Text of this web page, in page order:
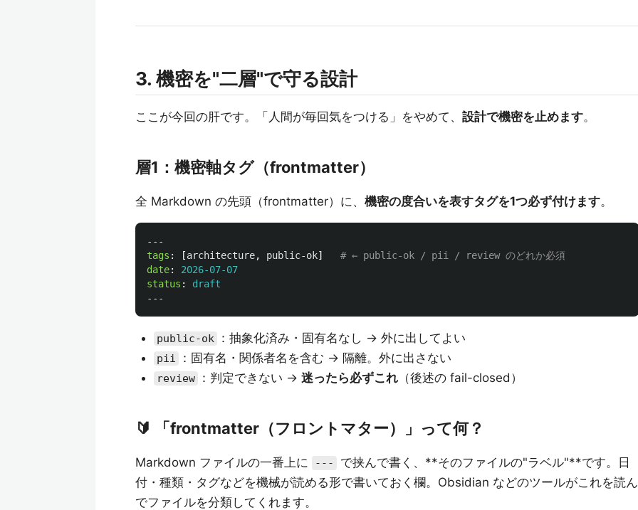
3. 機密を"二層"で守る設計
ここが今回の肝です。「人間が毎回気をつける」をやめて、 設計で機密を止めます。
層1：機密軸タグ（frontmatter）
全 Markdown の先頭（frontmatter）に、 機密の度合いを表すタグを1つ必ず付けます。
---
tags : [architecture, public-ok]
# ← public-ok / pii / review のどれか必須
date:
2026-07-07
status :
draft
---
public-ok ：抽象化済み・固有名なし → 外に出してよい
pii ：固有名・関係者名を含む → 隔離。外に出さない
review ：判定できない → 迷ったら必ずこれ（後述の fail-closed）
🔰 「frontmatter（フロントマター）」って何？
Markdown ファイルの一番上に ---
で挟んで書く、**そのファイルの"ラベル"**です。日
付・種類・タグなどを機械が読める形で書いておく欄。Obsidian などのツールがこれを読ん
でファイルを分類してくれます。